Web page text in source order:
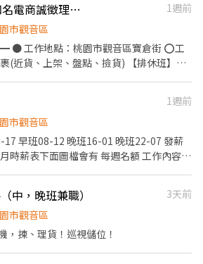
工作地點 ➜ 桃園市觀音區工
工作內容 ➜ 操作機台 (久站) 公司產品 ➜
通設備、遊戲機等消費性電子及工業產品...
溫、需著全套無塵服 •——————
薪資待遇 1️⃣一般製程 日班08:00-
起 ❗日夜班目前都需配合3個月輪班一次❗
訓，依學習狀況1週至2個月可下夜班。 •
易上手、享勞健保、勞退提撥6% ✅可週
合輪班 ✅日領$3000-$3500、週領
人房 800/人)、短期三個月，有轉正機會
距離20KM以上每月補助2000元) •
預約面試 ❶ 直接投遞履歷，
打電話詢問/預約 : 江專員▸0973-272-
賴:@positionhr(含@) 截圖職缺『姓名電
觀音(寶倉街)-韓國知名電商誠徵理貨員 時薪200~240$(可報班，可日領)
1週前
市觀音區
作地點：桃園市觀音區寶倉街 ⭕️工
、上架、盤點、撿貨) 【排休班】
班：200/hr ★ 晚班：230/hr 【假日
►【晚班】 1800-0300 時薪： ★ 早
/盤點/撿貨)
領✅免費交通車✅立即上班 ● ━━【好康
常匯款
1週前
市觀音區
17 早班08-12 晚班16-01 晚班22-07 發薪
時薪表下面圖檔會有 每週名額 工作內容
中，晚班兼職）
3天前
市觀音區
，揀、理貨！巡視儲位！